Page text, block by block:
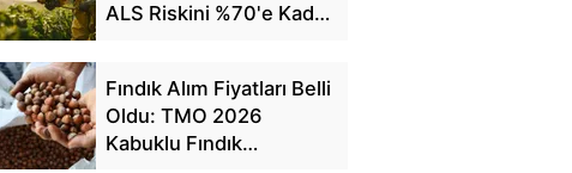
ALS Riskini %70'e Kadar
Fındık Alım Fiyatları Belli
Oldu: TMO 2026
Kabuklu Fındık